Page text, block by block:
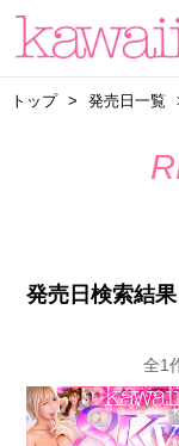
トップ 発売日一覧
発売日検索結
全1